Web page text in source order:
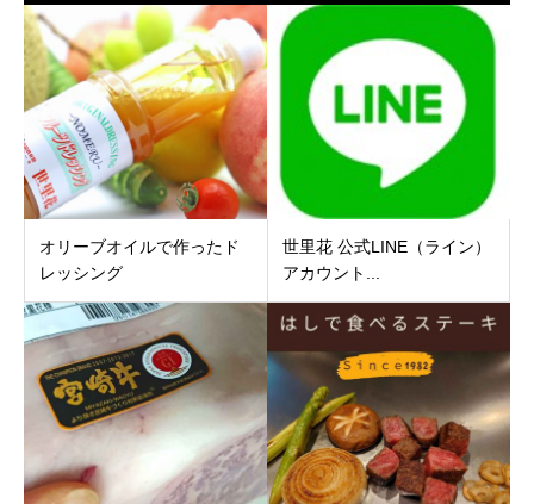
オリーブオイルで作ったド
レッシング
世里花 公式LINE（ライン）
アカウント...